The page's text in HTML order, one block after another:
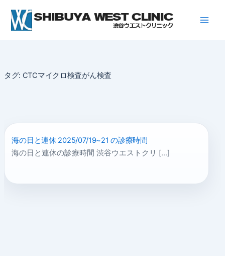
プタグ: CTCマイクロ検査がん検査
海の日と連休 2025/07/19~21 の診療時間
海の日と連休の診療時間 渋谷ウエストクリ […]